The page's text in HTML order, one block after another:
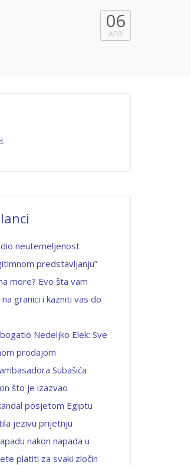
06
APR
neutemeljenost
predstavljanju”
more? Evo šta vam
granici i kazniti vas do
Nedeljko Elek: Sve
prodajom
Subašića
što je izazvao
posjetom Egiptu
jezivu prijetnju
nakon napada u
platiti za svaki zločin